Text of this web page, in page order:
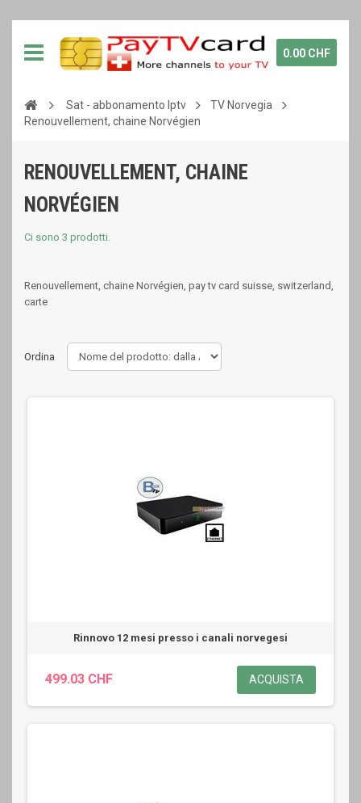
0.00 CHF
Sat - abbonamento Iptv
TV Norvegia
Renouvellement, chaine Norvégien
RENOUVELLEMENT, CHAINE
NORVÉGIEN
Ci sono 3 prodotti.
Renouvellement, chaine Norvégien, pay tv card suisse, switzerland,
carte
Ordina
Rinnovo 12 mesi presso i canali norvegesi
499.03 CHF ACQUISTA